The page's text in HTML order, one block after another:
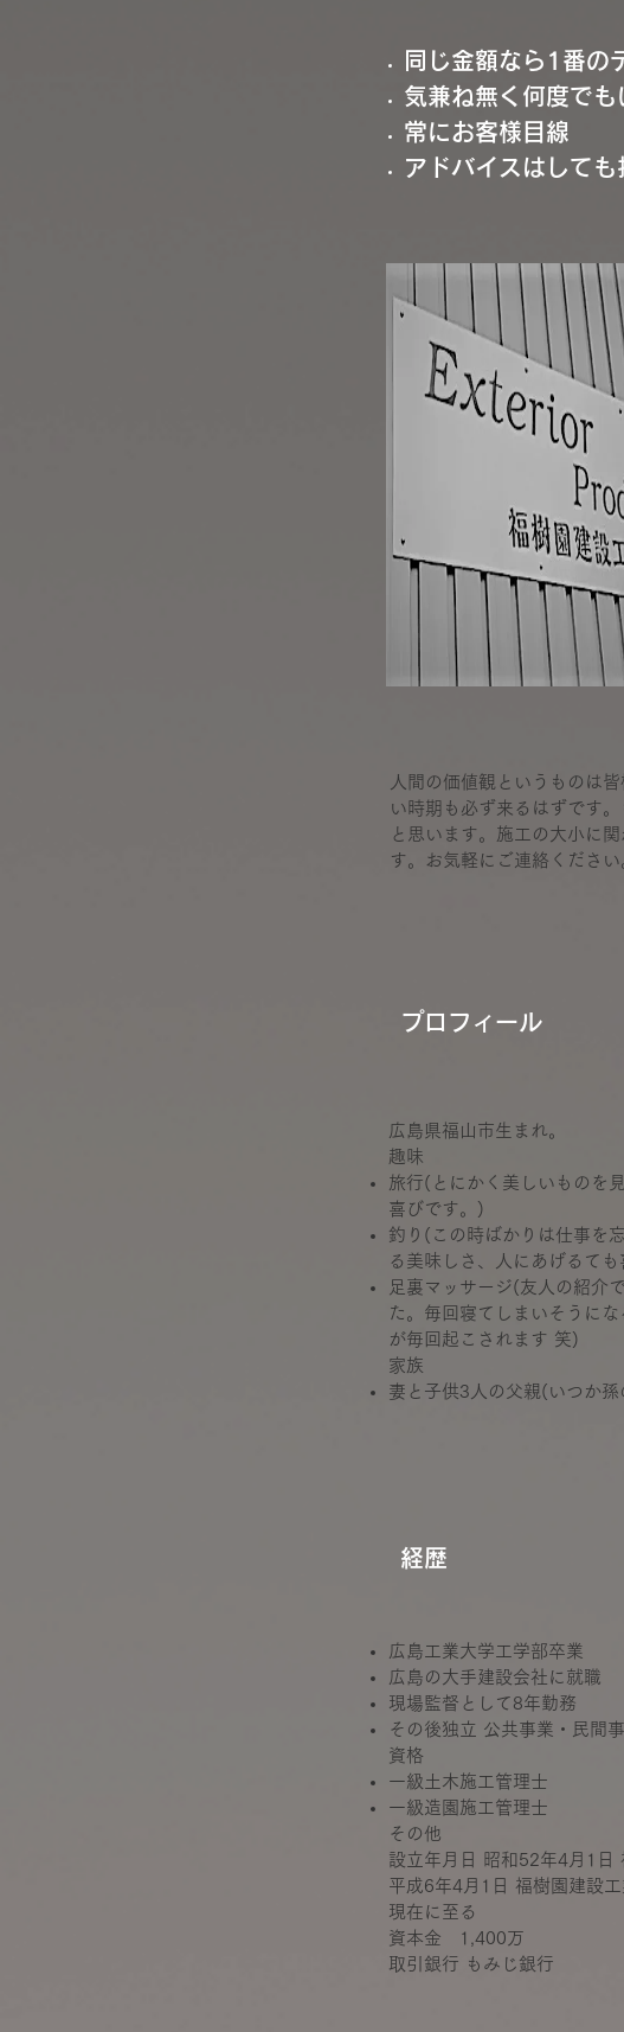
同じ金額なら1番の
気兼ね無く何度で
常にお客様目線
アドバイスはして
人間の価値観というものは
い時期も必ず来るはずです
と思います。施工の大小に
す。お気軽にご連絡ください
プロフィール
広島県福山市生まれ。
趣味
旅行(とにかく美しいものを
喜びです。)
釣り(この時ばかりは仕事を
る美味しさ、人にあげるて
足裏マッサージ(友人の紹介
た。毎回寝てしまいそうに
が毎回起こされます 笑)
家族
妻と子供3人の父親(いつか
経歴
広島工業大学工学部卒業
広島の大手建設会社に就職
現場監督として8年勤務
その後独立 公共事業・民間
資格
一級土木施工管理士
一級造園施工管理士
その他
設立年月日 昭和52年4月1日
平成6年4月1日 福樹園建設
現在に至る
資本金 1,400万
取引銀行 もみじ銀行